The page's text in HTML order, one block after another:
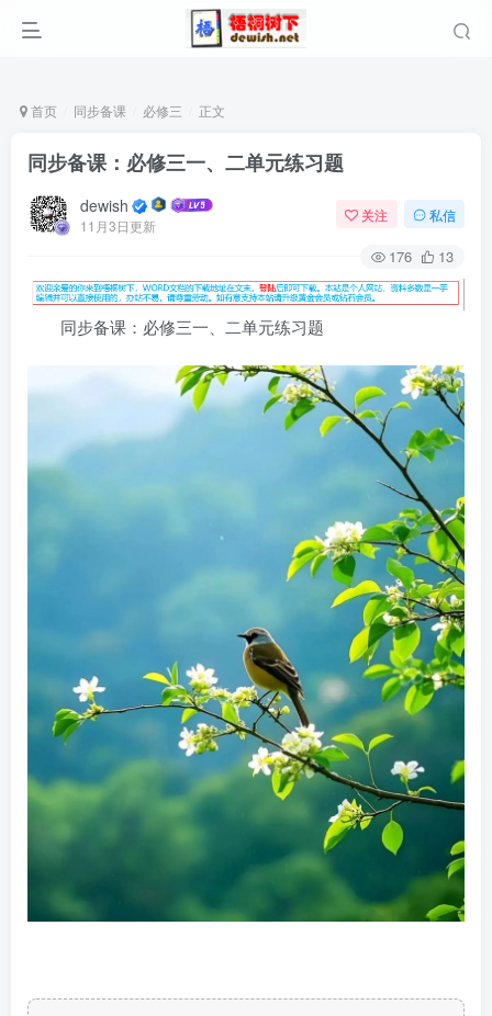
首页 同步备课 必修三 正文
同步备课：必修三一、二单元练习题
dewish
11月3日更新
关注 私信
176 13
同步备课：必修三一、二单元练习题